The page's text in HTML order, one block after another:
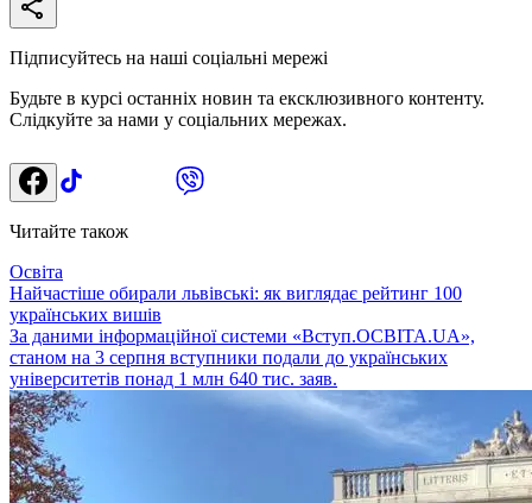
Підписуйтесь на наші соціальні мережі
Будьте в курсі останніх новин та ексклюзивного контенту.
Слідкуйте за нами у соціальних мережах.
Читайте також
Освіта
Найчастіше обирали львівські: як виглядає рейтинг 100
українських вишів
За даними інформаційної системи «Вступ.ОСВІТА.UA»,
станом на 3 серпня вступники подали до українських
університетів понад 1 млн 640 тис. заяв.